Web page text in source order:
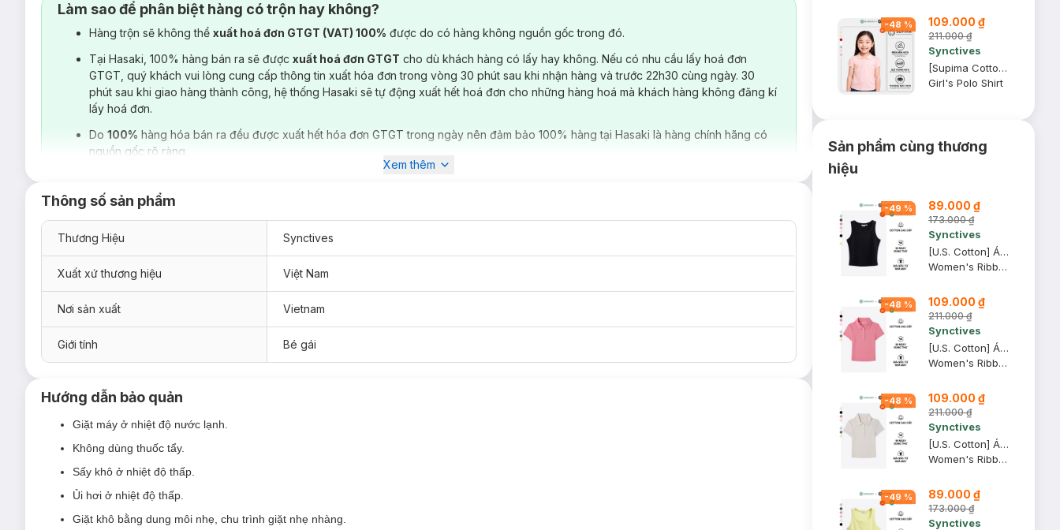
Làm sao để phân biệt hàng có trộn hay không?
Hàng trộn sẽ không thể xuất hoá đơn GTGT (VAT) 100% được do có hàng không nguồn gốc trong đó.
Tại Hasaki, 100% hàng bán ra sẽ được xuất hoá đơn GTGT cho dù khách hàng có lấy hay không. Nếu có nhu cầu lấy hoá đơn
GTGT, quý khách vui lòng cung cấp thông tin xuất hóa đơn trong vòng 30 phút sau khi nhận hàng và trước 22h30 cùng ngày. 30
phút sau khi giao hàng thành công, hệ thống Hasaki sẽ tự động xuất hết hoá đơn cho những hàng hoá mà khách hàng không đăng kí
lấy hoá đơn.
Do 100% hàng hóa bán ra đều được xuất hết hóa đơn GTGT trong ngày nên đảm bảo 100% hàng tại Hasaki là hàng chính hãng có
nguồn gốc rõ ràng.
Xem thêm
Thông số sản phẩm
Thương Hiệu Synctives
Xuất xứ thương hiệu Việt Nam
Nơi sản xuất Vietnam
Giới tính Bé gái
Hướng dẫn bảo quản
Giặt máy ở nhiệt độ nước lạnh.
Không dùng thuốc tẩy.
Sấy khô ở nhiệt độ thấp.
Ủi hơi ở nhiệt độ thấp.
Giặt khô bằng dung môi nhẹ, chu trình giặt nhẹ nhàng.
-48 % 109.000 ₫
211.000 ₫
Synctives
[Supima Cotton] Áo Polo Trẻ Em Synctives, Hồng Kem, 4T - CGPO01
Girl's Polo Shirt
Sản phẩm cùng thương
hiệu
-49 % 89.000 ₫
173.000 ₫
Synctives
[U.S. Cotton] Áo Tank Top Nữ Synctives Slim Fit, Đen, L - CWTA0005
Women's Ribbed Waist Length Fitted Tank Top
-48 % 109.000 ₫
211.000 ₫
Synctives
[U.S. Cotton] Áo Polo Nữ Synctives Slim Fit Cropped, Hồng Mận, XL - CWPO0007
Women's Ribbed Polo Shirt
-48 % 109.000 ₫
211.000 ₫
Synctives
[U.S. Cotton] Áo Polo Nữ Synctives Slim Fit Cropped, Be Sữa, XS - CWPO0007
Women's Ribbed Polo Shirt
-49 % 89.000 ₫
173.000 ₫
Synctives